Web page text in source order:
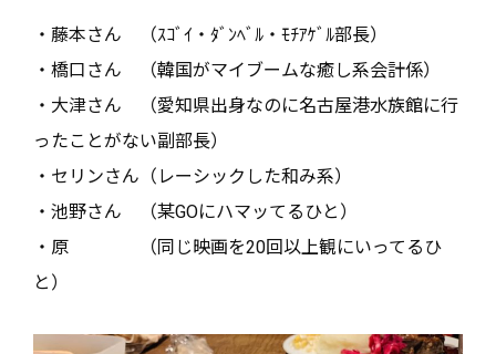
・藤本さん （ｽｺﾞｲ・ﾀﾞﾝﾍﾞﾙ・ﾓﾁｱｹﾞﾙ部長）
・橋口さん （韓国がマイブームな癒し系会計係）
・大津さん （愛知県出身なのに名古屋港水族館に行
ったことがない副部長）
・セリンさん（レーシックした和み系）
・池野さん （某GOにハマッてるひと）
・原 （同じ映画を20回以上観にいってるひ
と）